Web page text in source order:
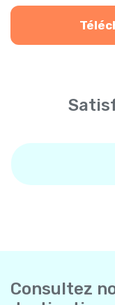
Consultez